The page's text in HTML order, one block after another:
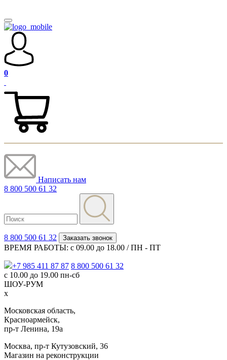
0
Написать нам
8 800 500 61 32
8 800 500 61 32 Заказать звонок
ВРЕМЯ РАБОТЫ: с 09.00 до 18.00 / ПН - ПТ
+7 985 411 87 87 8 800 500 61 32
с 10.00 до 19.00 пн-сб
ШОУ-РУМ
x
Московская область,
Красноармейск,
пр-т Ленина, 19а
Москва, пр-т Кутузовский, 36
Магазин на реконструкции